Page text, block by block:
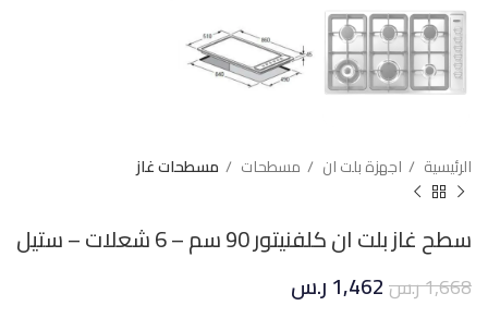
الرئيسية اجهزة بلت ان مسطحات مسطحات غاز
سطح غاز بلت ان كلفنيتور 90 سم – 6 شعلات – ستيل
1,668ر.س1,462ر.س